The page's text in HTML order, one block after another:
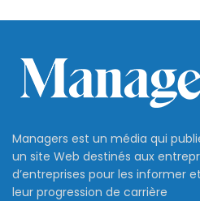
Managers est un média qui
un site Web destinés aux
d’entreprises pour les informer
leur progression de carrière